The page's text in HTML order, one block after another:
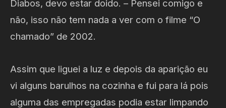
Diabos, devo estar doido. – Pensei comigo e
não, isso não tem nada a ver com o filme “O
chamado” de 2002.
Assim que liguei a luz e depois da aparição eu
vi alguns barulhos na cozinha e fui para lá pois
alguma das empregadas podia estar limpando